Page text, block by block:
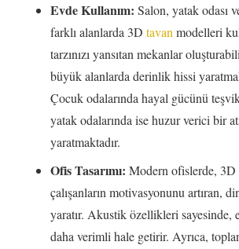
Evde Kullanım: Salon, yatak odası
farklı alanlarda 3D tavan modelleri
tarzınızı yansıtan mekanlar
büyük alanlarda derinlik hissi
Çocuk odalarında hayal gücünü
yatak odalarında ise huzur verici bir
yaratmaktadır.
Ofis Tasarımı: Modern ofislerde, 3D
çalışanların motivasyonunu artıran,
yaratır. Akustik özellikleri sayesinde,
daha verimli hale getirir. Ayrıca,